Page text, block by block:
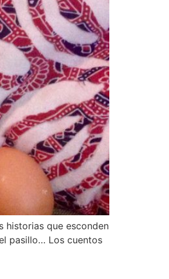
historias que esconden
pasillo… Los cuentos